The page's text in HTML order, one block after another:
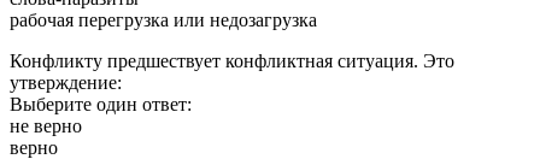
рабочая перегрузка или недозагрузка
Конфликту предшествует конфликтная ситуация. Это
утверждение:
Выберите один ответ:
не верно
верно